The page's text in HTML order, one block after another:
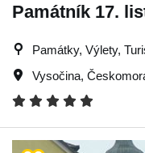
Památník 17.
Památky, Výlety,
Vysočina,